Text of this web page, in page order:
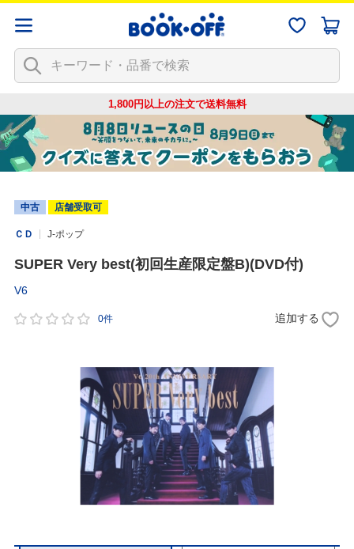
1,800円以上の注文で送料無料
中古 店舗受取可
ＣＤ J-ポップ
SUPER Very best(初回生産限定盤B)(DVD付)
V6
0件 追加する